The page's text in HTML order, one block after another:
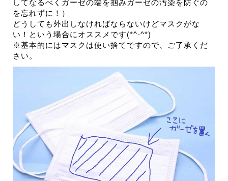
してなるべくガーゼの端を掴みガーゼの汚染を防ぐの
を忘れずに！）
どうしても外出しなければならないけどマスクがな
い！という場合にオススメです(*^-^*)
※基本的にはマスクは使い捨てですので、ご了承くだ
さい。